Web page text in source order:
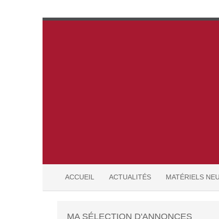
ACCUEIL ACTUALITÉS MATÉRIELS
MA SÉLECTION D'ANNONCES